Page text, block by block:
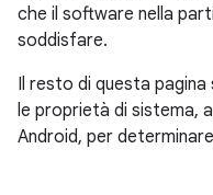
che il software nella
soddisfare.
Il resto di questa
le proprietà di sistema,
Android, per